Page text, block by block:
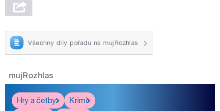
Všechny díly pořadu na mujRozhlas
mujRozhlas
Hry a četby
Krimi